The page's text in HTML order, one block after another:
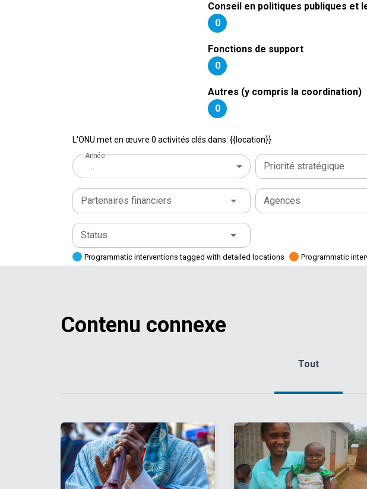
Conseil en politiques publiques et
0
Fonctions de support
0
Autres (y compris la coordination)
0
L'ONU met en œuvre 0 activités clés dans: {{location}}
Année
... Priorité stratégique
Partenaires financiers Agences
Status
Programmatic interventions tagged with detailed locations Programmatic
Contenu connexe
Tout